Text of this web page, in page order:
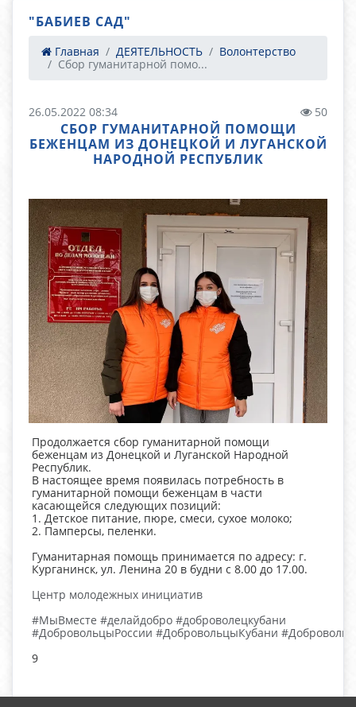
"БАБИЕВ САД"
Главная ДЕЯТЕЛЬНОСТЬ
Волонтерство
Сбор гуманитарной помо...
26.05.2022 08:34 50
СБОР ГУМАНИТАРНОЙ ПОМОЩИ
БЕЖЕНЦАМ ИЗ ДОНЕЦКОЙ И ЛУГАНСКОЙ
НАРОДНОЙ РЕСПУБЛИК
Продолжается сбор гуманитарной помощи
беженцам из Донецкой и Луганской Народной
Республик.
В настоящее время появилась потребность в
гуманитарной помощи беженцам в части
касающейся следующих позиций:
1. Детское питание, пюре, смеси, сухое молоко;
2. Памперсы, пеленки.
Гуманитарная помощь принимается по адресу: г.
Курганинск, ул. Ленина 20 в будни с 8.00 до 17.00.
Центр молодежных инициатив
#МыВместе #делайдобро #доброволецкубани
#ДобровольцыРоссии #ДобровольцыКубани
9